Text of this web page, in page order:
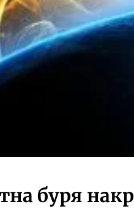
буря